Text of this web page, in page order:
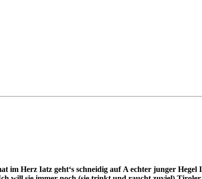
im Herz Iatz geht‘s schneidig auf A echter junger Hegel